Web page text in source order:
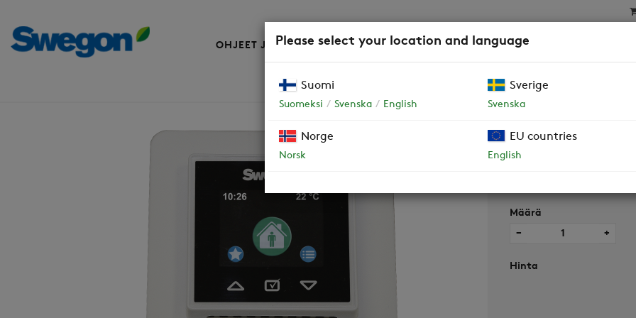
OHJEET JA VARAOSAT SUODATTIMET YRITYSASIAKKAAT JA
Smart säädin
Määrä
− +
Hinta
Please select your location and language
Suomi
Suomeksi Svenska English
Sverige
Svenska
Norge
Norsk
EU countries
English